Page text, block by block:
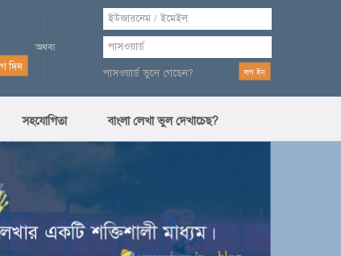
পাসওয়ার্ড ভুলে গেছেন?
সহযোগিতা বাংলা লেখা ভুল দেখাচেছ?